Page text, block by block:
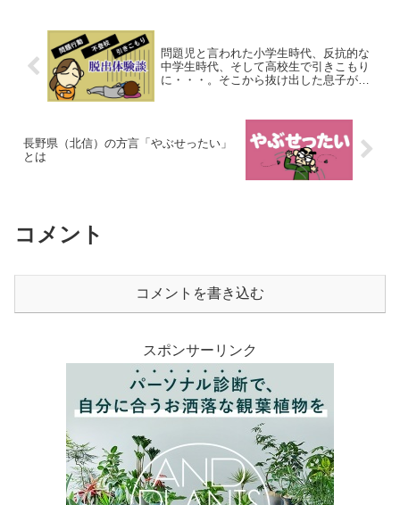
問題児と言われた小学生時代、反抗的な
中学生時代、そして高校生で引きこもり
に・・・。そこから抜け出した息子が無
長野県（北信）の方言「やぶせったい」
とは
コメント
コメントを書き込む
スポンサーリンク